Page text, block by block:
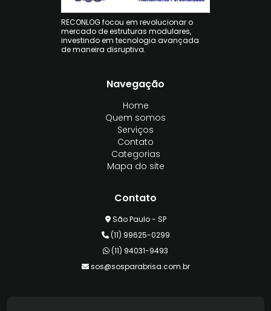
RECONLOG focou em revolucionar o
mercado de estruturas modulares,
investindo em tecnologia avançada
de maneira disruptiva.
Navegação
Home
Quem somos
Serviços
Contato
Categorias
Mapa do site
Contato
São Paulo - SP
(11) 99625-0299
(11) 94031-9493
sos@sosparabrisa.com.br